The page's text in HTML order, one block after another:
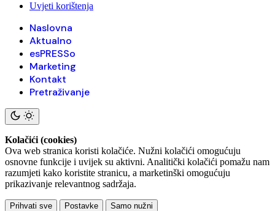
Uvjeti korištenja
Naslovna
Aktualno
esPRESSo
Marketing
Kontakt
Pretraživanje
Kolačići (cookies)
Ova web stranica koristi kolačiće. Nužni kolačići omogućuju
osnovne funkcije i uvijek su aktivni. Analitički kolačići pomažu nam
razumjeti kako koristite stranicu, a marketinški omogućuju
prikazivanje relevantnog sadržaja.
Prihvati sve Postavke Samo nužni